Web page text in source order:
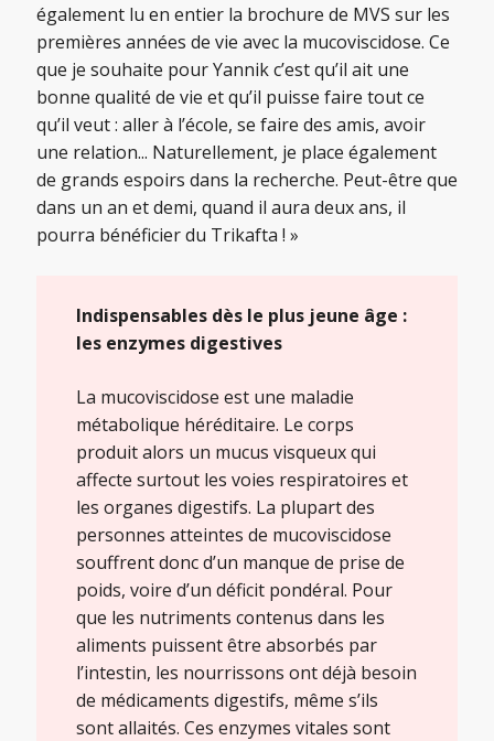
également lu en entier la brochure de MVS sur les
premières années de vie avec la mucoviscidose. Ce
que je souhaite pour Yannik c’est qu’il ait une
bonne qualité de vie et qu’il puisse faire tout ce
qu’il veut : aller à l’école, se faire des amis, avoir
une relation... Naturellement, je place également
de grands espoirs dans la recherche. Peut-être que
dans un an et demi, quand il aura deux ans, il
pourra bénéficier du Trikafta ! »
Indispensables dès le plus jeune âge :
les enzymes digestives
La mucoviscidose est une maladie
métabolique héréditaire. Le corps
produit alors un mucus visqueux qui
affecte surtout les voies respiratoires et
les organes digestifs. La plupart des
personnes atteintes de mucoviscidose
souffrent donc d’un manque de prise de
poids, voire d’un déficit pondéral. Pour
que les nutriments contenus dans les
aliments puissent être absorbés par
l’intestin, les nourrissons ont déjà besoin
de médicaments digestifs, même s’ils
sont allaités. Ces enzymes vitales sont